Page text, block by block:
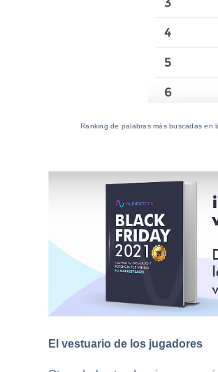
Ranking de palabras más buscadas en
El vestuario de los jugadores